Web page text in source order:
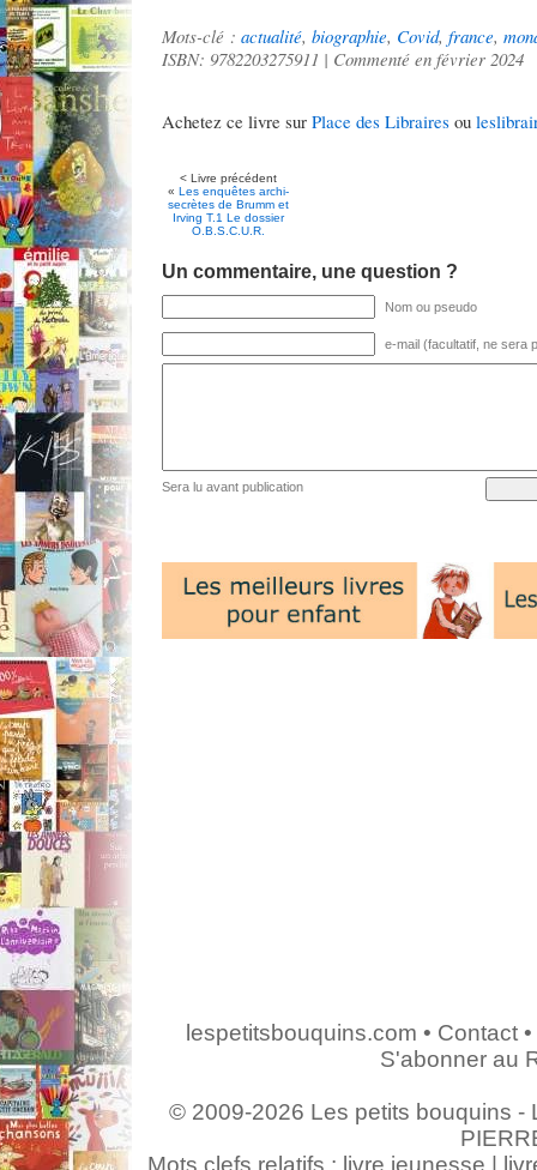
Mots-clé : actualité, biographie, Covid, france,
ISBN: 9782203275911 | Commenté en février 2024
Achetez ce livre sur Place des Libraires ou
< Livre précédent
« Les enquêtes archi-
secrètes de Brumm et
Irving T.1 Le dossier
O.B.S.C.U.R.
Un commentaire, une question ?
Nom ou pseudo
e-mail (facultatif, ne sera
Sera lu avant publication
lespetitsbouquins.com • Contact•
S'abonner au
© 2009-2026 Les petits bouquins -
Mots clefs relatifs : livre jeunesse |